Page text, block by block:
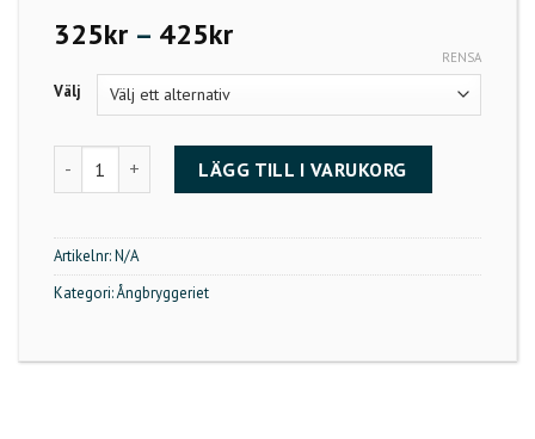
325kr – 425krPrisintervall:
425kr
Välj
RENSA
Ölprovning - Oglamoröst 12/12 18:00 - Julölsprovning lokalt
LÄGG TILL I VARUKORG
Artikelnr:N/A
Kategori:Ångbryggeriet